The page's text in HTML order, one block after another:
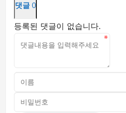
댓글 0
등록된 댓글이 없습니다.